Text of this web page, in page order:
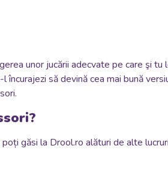
unor jucării adecvate pe care şi
să devină cea mai bună
găsi la Drool.ro alături de alte